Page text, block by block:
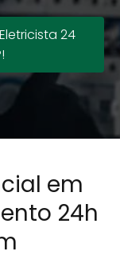
24
em
24h